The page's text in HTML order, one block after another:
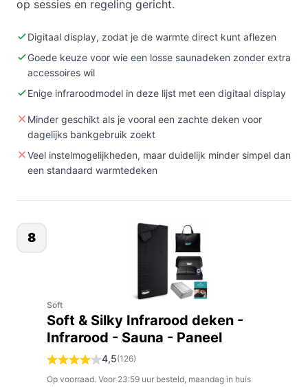
op sessies en regeling gericht.
Digitaal display, zodat je de warmte direct kunt aflezen
Goede keuze voor wie een losse saunadeken zonder extra
accessoires wil
Enige infraroodmodel in deze lijst met een digitaal display
Minder geschikt als je vooral een zachte deken voor
dagelijks bankgebruik zoekt
Veel instelmogelijkheden, maar duidelijk minder simpel dan
een standaard warmtedeken
8
Soft
Soft & Silky Infrarood deken -
Infrarood - Sauna - Paneel
4,5(126)
Op voorraad. Voor 23:59 uur besteld, maandag in huis